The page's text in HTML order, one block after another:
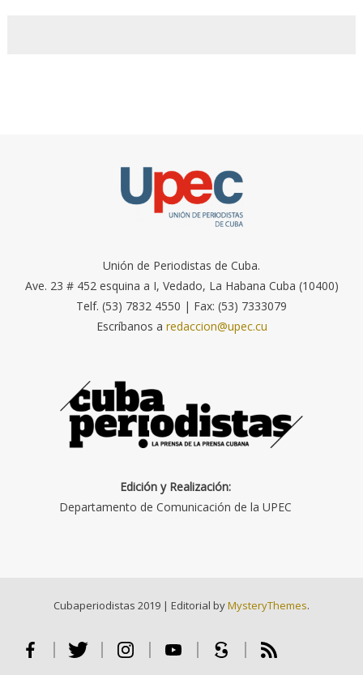
Unión de Periodistas de Cuba.
Ave. 23 # 452 esquina a I, Vedado, La Habana Cuba (10400)
Telf. (53) 7832 4550 | Fax: (53) 7333079
Escríbanos a redaccion@upec.cu
Edición y Realización:
Departamento de Comunicación de la UPEC
Cubaperiodistas 2019 | Editorial byMysteryThemes.
Facebook Twitter Instagram Youtube Scribd RSS